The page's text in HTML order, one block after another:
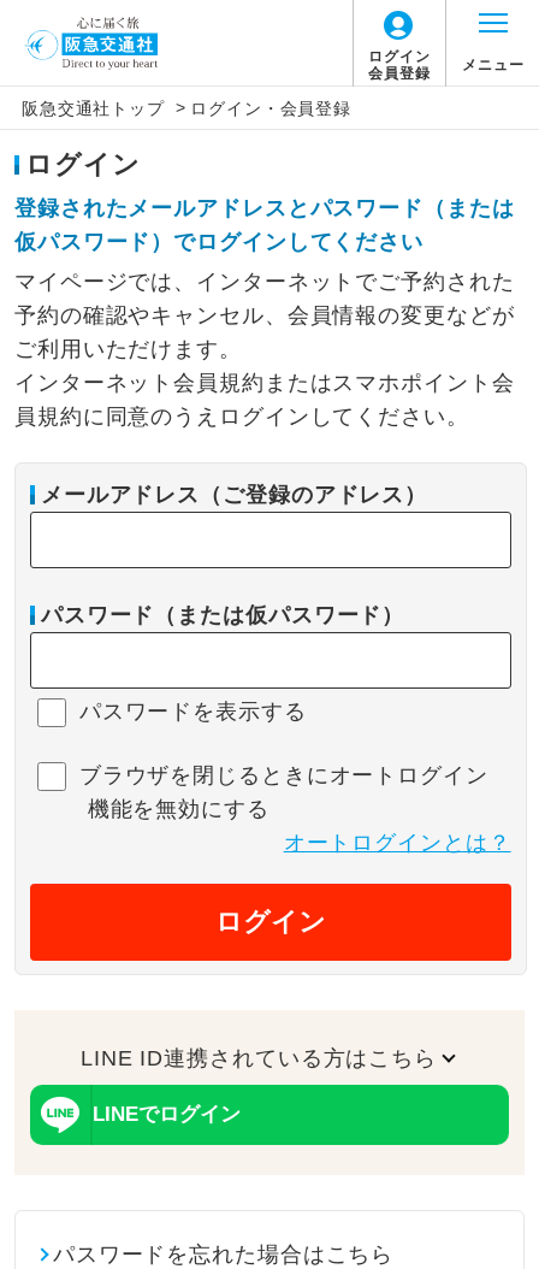
ログイン
会員登録
メニュー
阪急交通社トップ > ログイン・会員登録
ログイン
登録されたメールアドレスとパスワード（または
仮パスワード）でログインしてください
マイページでは、インターネットでご予約された
予約の確認やキャンセル、会員情報の変更などが
ご利用いただけます。
インターネット会員規約またはスマホポイント会
員規約に同意のうえログインしてください。
メールアドレス（ご登録のアドレス）
パスワード（または仮パスワード）
パスワードを表示する
ブラウザを閉じるときにオートログイン
機能を無効にする
オートログインとは？
ログイン
LINE ID連携されている方はこちら
LINEでログイン
パスワードを忘れた場合はこちら